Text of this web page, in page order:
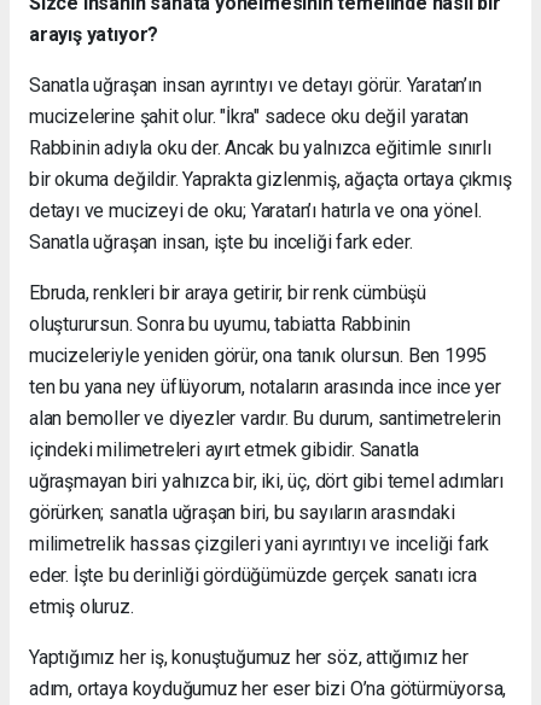
arayış yatıyor?
Sanatla uğraşan insan ayrıntıyı ve detayı görür. Yaratan’ın
mucizelerine şahit olur. "İkra" sadece oku değil yaratan
Rabbinin adıyla oku der. Ancak bu yalnızca eğitimle sınırlı
bir okuma değildir. Yaprakta gizlenmiş, ağaçta ortaya çıkmış
detayı ve mucizeyi de oku; Yaratan’ı hatırla ve ona yönel.
Sanatla uğraşan insan, işte bu inceliği fark eder.
Ebruda, renkleri bir araya getirir, bir renk cümbüşü
oluşturursun. Sonra bu uyumu, tabiatta Rabbinin
mucizeleriyle yeniden görür, ona tanık olursun. Ben 1995
ten bu yana ney üflüyorum, notaların arasında ince ince yer
alan bemoller ve diyezler vardır. Bu durum, santimetrelerin
içindeki milimetreleri ayırt etmek gibidir. Sanatla
uğraşmayan biri yalnızca bir, iki, üç, dört gibi temel adımları
görürken; sanatla uğraşan biri, bu sayıların arasındaki
milimetrelik hassas çizgileri yani ayrıntıyı ve inceliği fark
eder. İşte bu derinliği gördüğümüzde gerçek sanatı icra
etmiş oluruz.
Yaptığımız her iş, konuştuğumuz her söz, attığımız her
adım, ortaya koyduğumuz her eser bizi O’na götürmüyorsa,